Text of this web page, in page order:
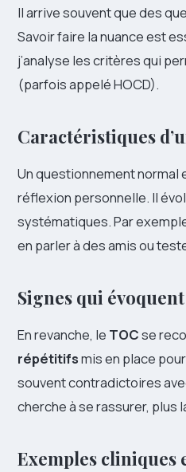
Il arrive souvent que des
Savoir faire la nuance est
j’analyse les critères qui
(parfois appelé HOCD).
Caractéristiques
Un questionnement normal
réflexion personnelle. Il
systématiques. Par
en parler à des amis ou
Signes qui
En revanche, le TOCse
répétitifsmis en place
souvent contradictoires
cherche à se rassurer, plus
Exemples